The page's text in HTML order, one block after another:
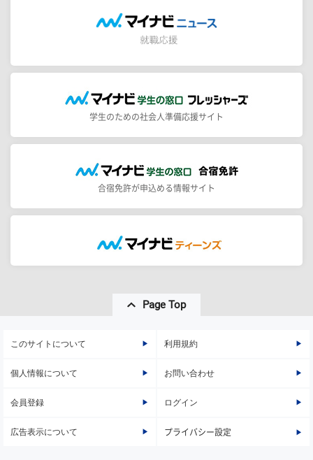
学生のための社会人準備応援サイト
合宿免許が申込める情報サイト
Page Top
このサイトについて 利用規約
個人情報について お問い合わせ
会員登録 ログイン
広告表示について プライバシー設定